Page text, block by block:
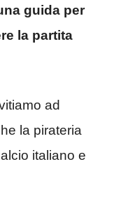
guida per
la partita
ad
la pirateria
italiano e